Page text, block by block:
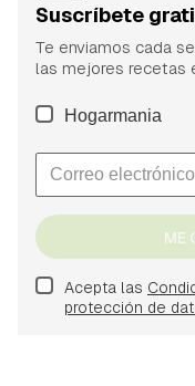
Suscríbete
Te enviamos cada
las mejores recetas
Hogarmania
ME
Acepta las
protección de